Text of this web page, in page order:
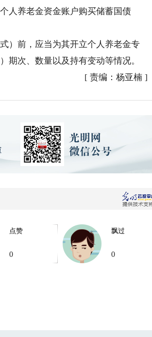
人养老金资金账户购买储蓄国债
前，应当为其开立个人养老金专
期次、数量以及持有变动等情况。
[ 责编：杨亚楠 ]
点赞
0
飘过
0